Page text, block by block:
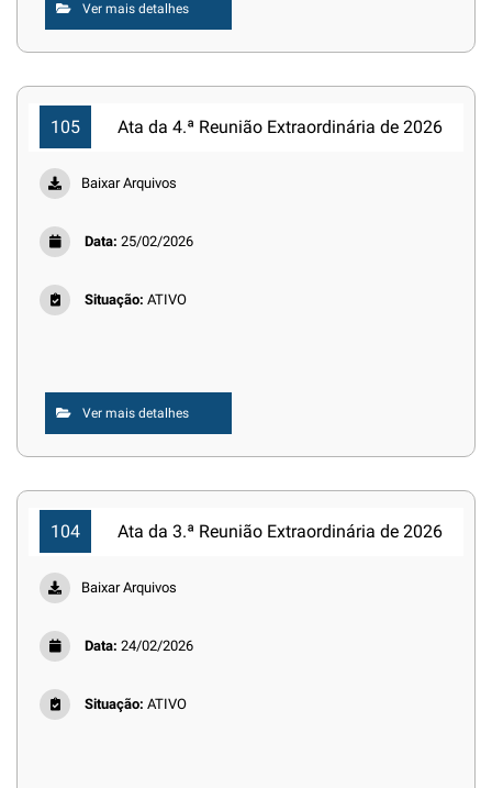
Ver mais detalhes
105 Ata da 4.ª Reunião Extraordinária de 2026
Baixar Arquivos
Data: 25/02/2026
Situação: ATIVO
Ver mais detalhes
104 Ata da 3.ª Reunião Extraordinária de 2026
Baixar Arquivos
Data: 24/02/2026
Situação: ATIVO